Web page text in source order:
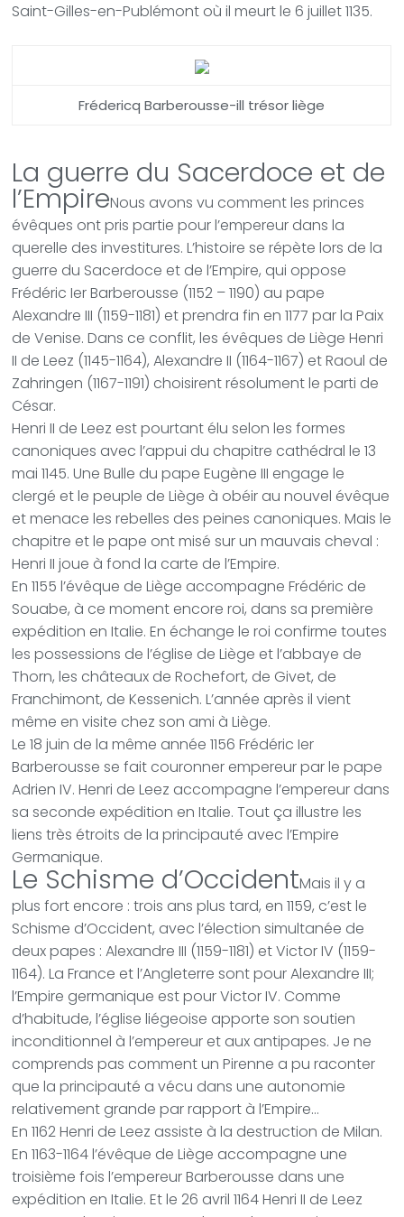
Saint-Gilles-en-Publémont où il meurt le 6 juillet 1135.
Frédericq Barberousse-ill trésor liège
La guerre du Sacerdoce et de
l’EmpireNous avons vu comment les princes
évêques ont pris partie pour l’empereur dans la
querelle des investitures. L’histoire se répète lors de la
guerre du Sacerdoce et de l’Empire, qui oppose
Frédéric Ier Barberousse (1152 – 1190) au pape
Alexandre III (1159-1181) et prendra fin en 1177 par la Paix
de Venise. Dans ce conflit, les évêques de Liège Henri
II de Leez (1145-1164), Alexandre II (1164-1167) et Raoul de
Zahringen (1167-1191) choisirent résolument le parti de
César.
Henri II de Leez est pourtant élu selon les formes
canoniques avec l’appui du chapitre cathédral le 13
mai 1145. Une Bulle du pape Eugène III engage le
clergé et le peuple de Liège à obéir au nouvel évêque
et menace les rebelles des peines canoniques. Mais le
chapitre et le pape ont misé sur un mauvais cheval :
Henri II joue à fond la carte de l’Empire.
En 1155 l’évêque de Liège accompagne Frédéric de
Souabe, à ce moment encore roi, dans sa première
expédition en Italie. En échange le roi confirme toutes
les possessions de l’église de Liège et l’abbaye de
Thorn, les châteaux de Rochefort, de Givet, de
Franchimont, de Kessenich. L’année après il vient
même en visite chez son ami à Liège.
Le 18 juin de la même année 1156 Frédéric Ier
Barberousse se fait couronner empereur par le pape
Adrien IV. Henri de Leez accompagne l’empereur dans
sa seconde expédition en Italie. Tout ça illustre les
liens très étroits de la principauté avec l’Empire
Germanique.
Le Schisme d’OccidentMais il y a
plus fort encore : trois ans plus tard, en 1159, c’est le
Schisme d’Occident, avec l’élection simultanée de
deux papes : Alexandre III (1159-1181) et Victor IV (1159-
1164). La France et l’Angleterre sont pour Alexandre III;
l’Empire germanique est pour Victor IV. Comme
d’habitude, l’église liégeoise apporte son soutien
inconditionnel à l’empereur et aux antipapes. Je ne
comprends pas comment un Pirenne a pu raconter
que la principauté a vécu dans une autonomie
relativement grande par rapport à l’Empire…
En 1162 Henri de Leez assiste à la destruction de Milan.
En 1163-1164 l’évêque de Liège accompagne une
troisième fois l’empereur Barberousse dans une
expédition en Italie. Et le 26 avril 1164 Henri II de Leez